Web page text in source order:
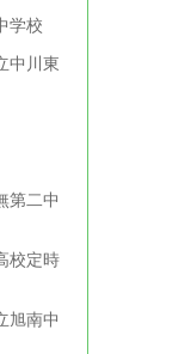
学校
中川東
第二中
校定時
旭南中